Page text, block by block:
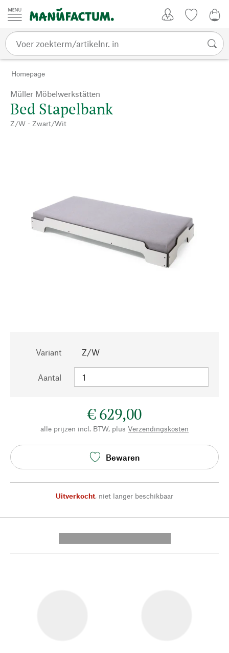
Passer au contenu
Homepage
Müller Möbelwerkstätten
Bed Stapelbank
Z/W - Zwart/Wit
Variant Z/W
Aantal
€ 629,00
alle prijzen incl. BTW, plus Verzendingskosten
Bewaren
Uitverkocht, niet langer beschikbaar